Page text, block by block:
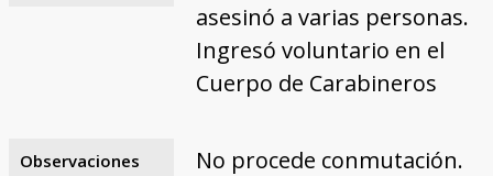
asesinó a varias personas.
Ingresó voluntario en el
Cuerpo de Carabineros
Observaciones
No procede conmutación.